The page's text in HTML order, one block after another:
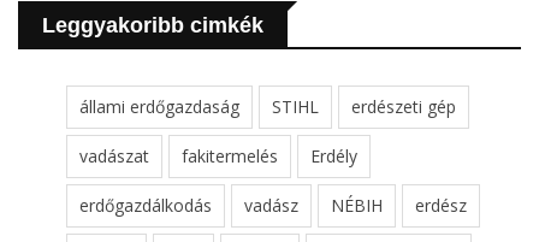
Leggyakoribb cimkék
állami erdőgazdaság STIHL erdészeti gép
vadászat fakitermelés Erdély
erdőgazdálkodás vadász NÉBIH erdész